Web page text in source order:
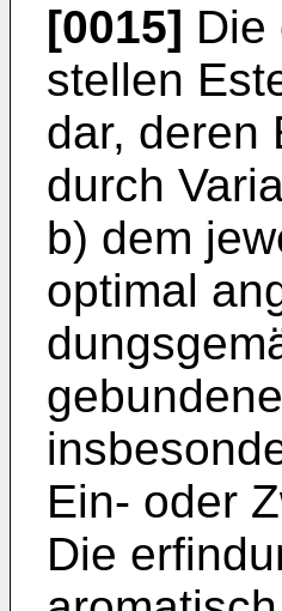
[0015] Die
stellen
dar, deren
durch
b) dem
optimal
Ein- oder
Die